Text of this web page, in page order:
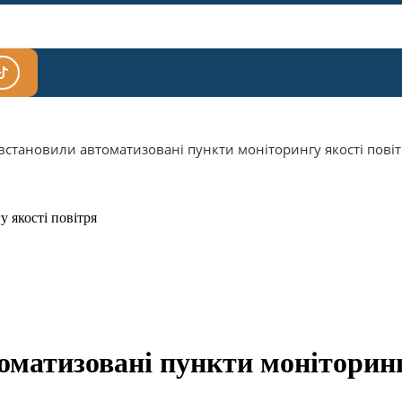
автоматизовані пункти моніторингу якості
пункти